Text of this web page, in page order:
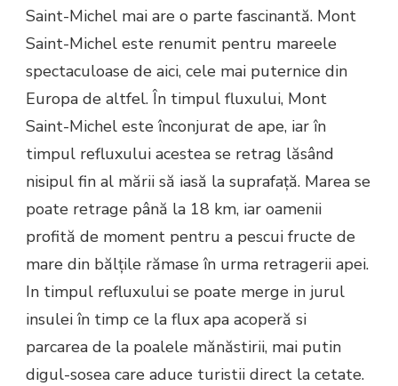
Saint-Michel mai are o parte fascinantă. Mont
Saint-Michel este renumit pentru mareele
spectaculoase de aici, cele mai puternice din
Europa de altfel. În timpul fluxului, Mont
Saint-Michel este înconjurat de ape, iar în
timpul refluxului acestea se retrag lăsând
nisipul fin al mării să iasă la suprafață. Marea se
poate retrage până la 18 km, iar oamenii
profită de moment pentru a pescui fructe de
mare din bălțile rămase în urma retragerii apei.
In timpul refluxului se poate merge in jurul
insulei în timp ce la flux apa acoperă si
parcarea de la poalele mănăstirii, mai putin
digul-sosea care aduce turistii direct la cetate.